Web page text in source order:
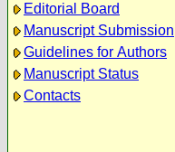
Editorial Board
Manuscript Submission
Guidelines for Authors
Manuscript Status
Contacts